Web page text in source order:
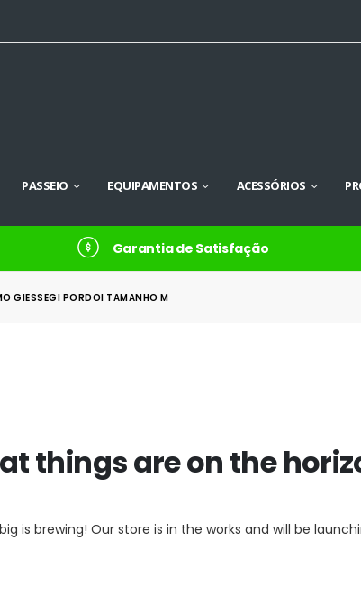
PASSEIO EQUIPAMENTOS ACESSÓRIOS
Garantia de Satisfação
GIESSEGI PORDOI TAMANHO M
things are on the
is brewing! Our store is in the works and will be